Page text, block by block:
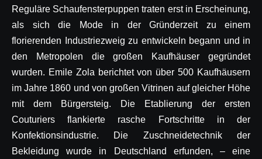
Reguläre Schaufensterpuppen traten erst in Erscheinung,
als sich die Mode in der Gründerzeit zu einem
florierenden Industriezweig zu entwickeln begann und in
den Metropolen die großen Kaufhäuser gegründet
wurden. Emile Zola berichtet von über 500 Kaufhäusern
im Jahre 1860 und von großen Vitrinen auf gleicher Höhe
mit dem Bürgersteig. Die Etablierung der ersten
Couturiers flankierte rasche Fortschritte in der
Konfektionsindustrie. Die Zuschneidetechnik der
Bekleidung wurde in Deutschland erfunden, – eine